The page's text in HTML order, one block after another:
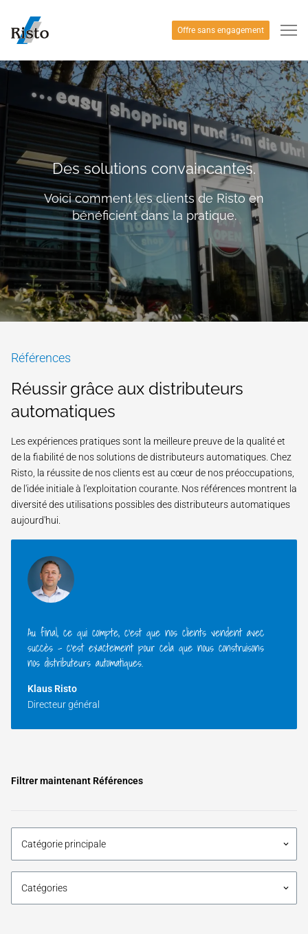
Offre sans engagement
Des solutions convaincantes.
Voici comment les clients de Risto en
bénéficient dans la pratique.
Références
Réussir grâce aux distributeurs
automatiques
Les expériences pratiques sont la meilleure preuve de la qualité et
de la fiabilité de nos solutions de distributeurs automatiques. Chez
Risto, la réussite de nos clients est au cœur de nos préoccupations,
de l'idée initiale à l'exploitation courante. Nos références montrent la
diversité des utilisations possibles des distributeurs automatiques
aujourd'hui.
Au final, ce qui compte, c'est que nos clients vendent avec
succès – c'est exactement pour cela que nous construisons
nos distributeurs automatiques.
Klaus Risto
Directeur général
Filtrer maintenant Références
Catégorie principale keyboard_arrow_down
Catégories keyboard_arrow_down